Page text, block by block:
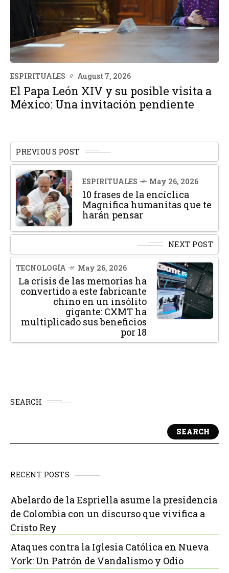
ESPIRITUALES August 7, 2026
El Papa León XIV y su posible visita a
México: Una invitación pendiente
PREVIOUS POST
ESPIRITUALES May 26, 2026
10 frases de la encíclica
Magnifica humanitas que te
harán pensar
NEXT POST
TECNOLOGÍA May 26, 2026
La crisis de las memorias ha
convertido a este fabricante
chino en un insólito
gigante: CXMT ha
multiplicado sus beneficios
por 18
SEARCH
SEARCH
RECENT POSTS
Abelardo de la Espriella asume la presidencia
de Colombia con un discurso que vivifica a
Cristo Rey
Ataques contra la Iglesia Católica en Nueva
York: Un Patrón de Vandalismo y Odio